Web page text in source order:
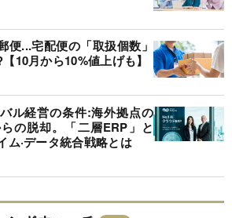
便...宅配便の「取扱個数」
10月から10%値上げも】
ル経営の条件:海外拠点の
の脱却。「二層ERP」と
ム·データ統合戦略とは